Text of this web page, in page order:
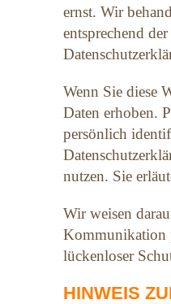
ernst. Wir
entsprechend
Wenn Sie diese
Daten erhoben.
persönlich
nutzen. Sie
Wir weisen
Kommunikation
lückenloser
HINWEIS